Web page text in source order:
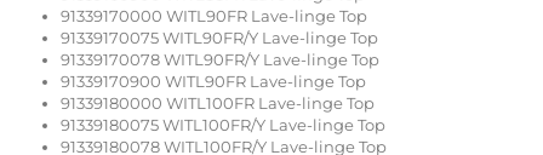
91339170000 WITL90FR Lave-linge Top
91339170075 WITL90FR/Y Lave-linge Top
91339170078 WITL90FR/Y Lave-linge Top
91339170900 WITL90FR Lave-linge Top
91339180000 WITL100FR Lave-linge Top
91339180075 WITL100FR/Y Lave-linge Top
91339180078 WITL100FR/Y Lave-linge Top